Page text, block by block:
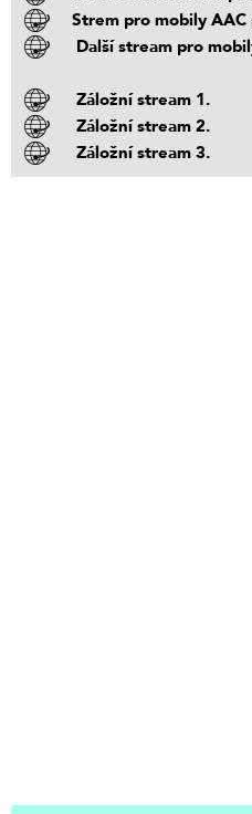
Strem pro mobily AAC
Další stream pro
Záložní stream 1.
Záložní stream 2.
Záložní stream 3.